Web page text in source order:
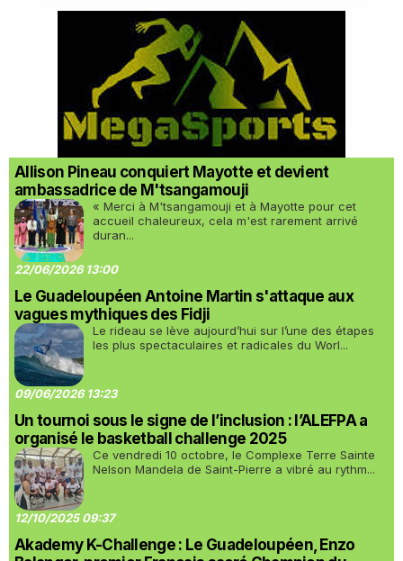
Allison Pineau conquiert Mayotte et devient
ambassadrice de M'tsangamouji
« Merci à M'tsangamouji et à Mayotte pour cet
accueil chaleureux, cela m'est rarement arrivé
duran...
22/06/2026 13:00
Le Guadeloupéen Antoine Martin s'attaque aux
vagues mythiques des Fidji
Le rideau se lève aujourd’hui sur l’une des étapes
les plus spectaculaires et radicales du Worl...
09/06/2026 13:23
Un tournoi sous le signe de l’inclusion : l’ALEFPA a
organisé le basketball challenge 2025
Ce vendredi 10 octobre, le Complexe Terre Sainte
Nelson Mandela de Saint-Pierre a vibré au rythm...
12/10/2025 09:37
Akademy K-Challenge : Le Guadeloupéen, Enzo